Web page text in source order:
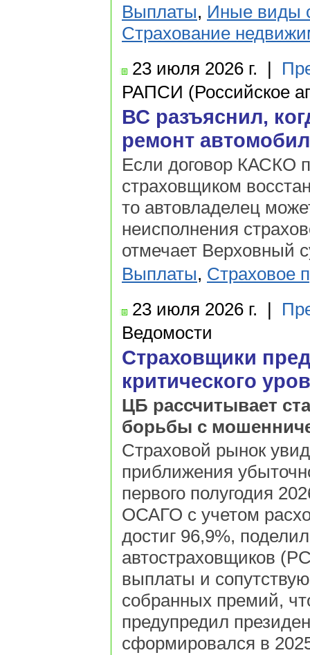
Выплаты, Иные виды
Страхование
23 июля 2026 г. |
РАПСИ (Российское
ВС разъяснил,
ремонт
Если договор КАСКО
страховщиком
то автовладелец
неисполнения
отмечает Верховный
Выплаты, Страховое
23 июля 2026 г. |
Ведомости
Страховщики
критического
ЦБ рассчитывает
борьбы с
Страховой рынок
приближения
первого полугодия
ОСАГО с учетом
достиг 96,9%,
автостраховщиков
выплаты и
собранных премий,
предупредил
сформировался в